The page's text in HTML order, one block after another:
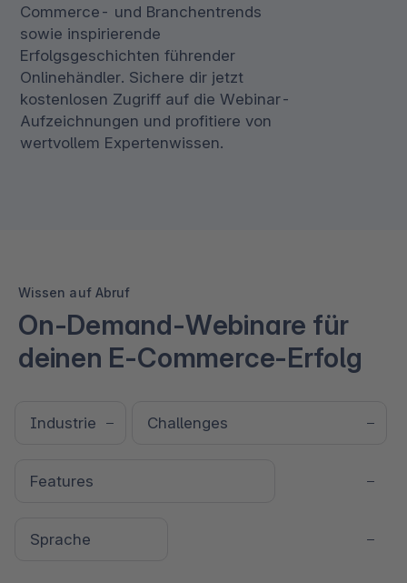
Commerce- und Branchentrends
sowie inspirierende
Erfolgsgeschichten führender
Onlinehändler. Sichere dir jetzt
kostenlosen Zugriff auf die Webinar-
Aufzeichnungen und profitiere von
wertvollem Expertenwissen.
Wissen auf Abruf
On-Demand-Webinare für
deinen E-Commerce-Erfolg